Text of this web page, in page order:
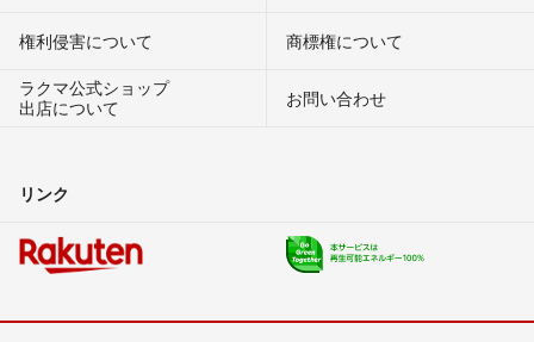
権利侵害について
商標権について
ラクマ公式ショップ
出店について
お問い合わせ
リンク